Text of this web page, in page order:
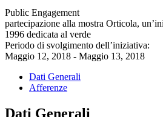
Public Engagement
partecipazione alla mostra Orticola,
1996 dedicata al verde
Periodo di svolgimento dell’iniziativa:
Maggio 12, 2018 - Maggio 13, 2018
Dati Generali
Afferenze
Dati Generali